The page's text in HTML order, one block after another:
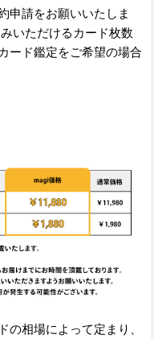
申請をお願いいたしま
いただけるカード枚数
ード鑑定をご希望の場合
の相場によって定まり、